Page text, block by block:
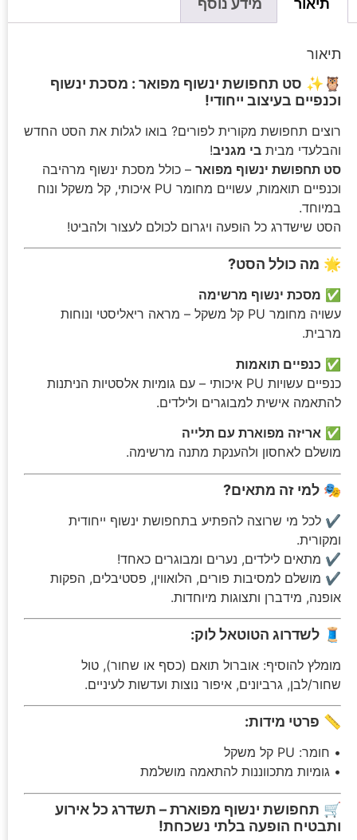
תיאור
🦉✨ סט תחפושת ינשוף מפואר : מסכת ינשוף
וכנפיים בעיצוב ייחודי!
רוצים תחפושת מקורית לפורים? בואו לגלות את הסט החדש
והבלעדי מבית בי מגניב!
סט תחפושת ינשוף מפואר – כולל מסכת ינשוף מרהיבה
וכנפיים תואמות, עשויים מחומר PU איכותי, קל משקל ונוח
במיוחד.
הסט שישדרג כל הופעה ויגרום לכולם לעצור ולהביט!
🌟 מה כולל הסט?
✅ מסכת ינשוף מרשימה
עשויה מחומר PU קל משקל – מראה ריאליסטי ונוחות
מרבית.
✅ כנפיים תואמות
כנפיים עשויות PU איכותי – עם גומיות אלסטיות הניתנות
להתאמה אישית למבוגרים ולילדים.
✅ אריזה מפוארת עם תלייה
מושלם לאחסון ולהענקת מתנה מרשימה.
🎭 למי זה מתאים?
✔ לכל מי שרוצה להפתיע בתחפושת ינשוף ייחודית
ומקורית.
✔ מתאים לילדים, נערים ומבוגרים כאחד!
✔ מושלם למסיבות פורים, הלואווין, פסטיבלים, הפקות
אופנה, מידברן ותצוגות מיוחדות.
🧵 לשדרוג הטוטאל לוק:
מומלץ להוסיף: אוברול תואם (כסף או שחור), טול
שחור/לבן, גרביונים, איפור נוצות ועדשות לעיניים.
📏 פרטי מידות:
• חומר: PU קל משקל
• גומיות מתכווננות להתאמה מושלמת
🛒 תחפושת ינשוף מפוארת – תשדרג כל אירוע
ותבטיח הופעה בלתי נשכחת!